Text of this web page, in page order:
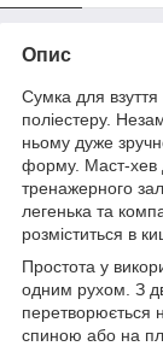
Опис
Сумка для
поліестеру.
ньому дуже
форму. Маст-хев
тренажерного
легенька та
розміститься в
Простота у
одним рухом. З
перетворюється
спиною або на